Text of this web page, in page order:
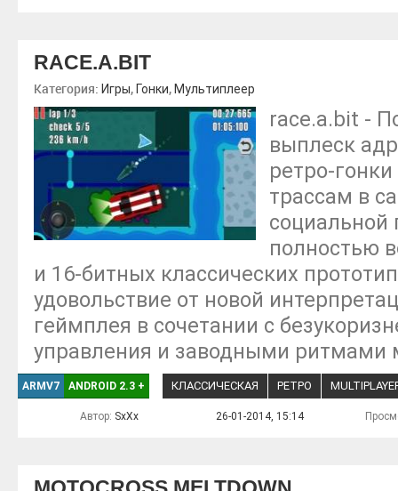
RACE.A.BIT
Категория: Игры, Гонки, Мультиплеер
race.a.bit -
выплеск
ретро-
трассам в
социальной
полностью
и 16-битных классических
удовольствие от новой
геймплея в сочетании с
управления и заводными ритмами
ARMV7 ANDROID 2.3 + КЛАССИЧЕСКАЯ РЕТРО
Автор: SxXx 26-01-2014, 15:14